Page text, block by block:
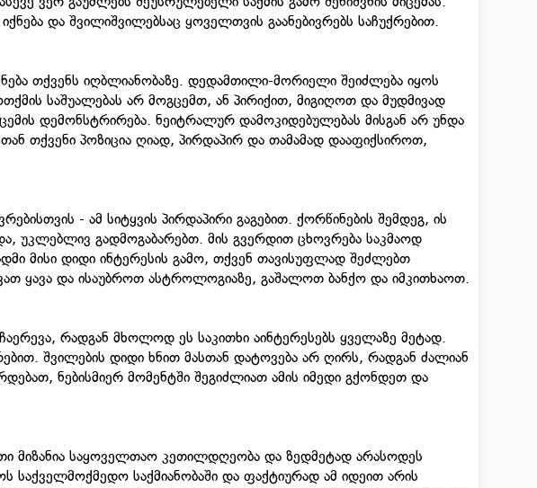
და შვილიშვილებსაც ყოველთვის გაანებივრებს საჩუქრებით.
თქვენს იღბლიანობაზე. დედამთილი-მორიელი შეიძლება იყოს
საშუალებას არ მოგცემთ, ან პირიქით, მიგიღოთ და მუდმივად
დემონსტრირება. ნეიტრალურ დამოკიდებულებას მისგან არ უნდა
თქვენი პოზიცია ღიად, პირდაპირ და თამამად დააფიქსიროთ,
- ამ სიტყვის პირდაპირი გაგებით. ქორწინების შემდეგ, ის
უკლებლივ გადმოგაბარებთ. მის გვერდით ცხოვრება საკმაოდ
მისი დიდი ინტერესის გამო, თქვენ თავისუფლად შეძლებთ
ყავა და ისაუბროთ ასტროლოგიაზე, გაშალოთ ბანქო და იმკითხაოთ.
რადგან მხოლოდ ეს საკითხი აინტერესებს ყველაზე მეტად.
შვილების დიდი ხნით მასთან დატოვება არ ღირს, რადგან ძალიან
ნებისმიერ მომენტში შეგიძლიათ ამის იმედი გქონდეთ და
მიზანია საყოველთაო კეთილდღეობა და ზედმეტად არასოდეს
საქველმოქმედო საქმიანობაში და ფაქტიურად ამ იდეით არის